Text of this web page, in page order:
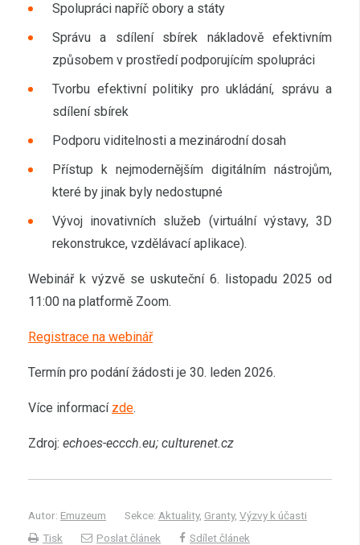
Spolupráci napříč obory a státy
Správu a sdílení sbírek nákladově efektivním
způsobem v prostředí podporujícím spolupráci
Tvorbu efektivní politiky pro ukládání, správu a
sdílení sbírek
Podporu viditelnosti a mezinárodní dosah
Přístup k nejmodernějším digitálním nástrojům,
které by jinak byly nedostupné
Vývoj inovativních služeb (virtuální výstavy, 3D
rekonstrukce, vzdělávací aplikace).
Webinář k výzvě se uskuteční 6. listopadu 2025 od
11:00 na platformě Zoom.
Registrace na webinář
Termín pro podání žádosti je 30. leden 2026.
Více informací zde.
Zdroj: echoes-eccch.eu; culturenet.cz
Autor: Emuzeum Sekce: Aktuality, Granty, Výzvy k účasti
Tisk
Poslat článek Sdílet článek